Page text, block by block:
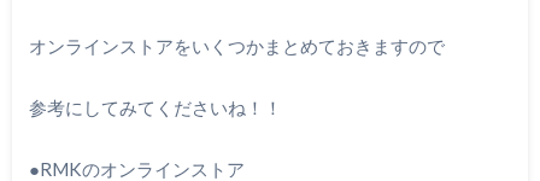
オンラインストアをいくつかまとめておきますので
参考にしてみてくださいね！！
●RMKのオンラインストア